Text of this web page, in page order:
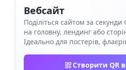
Вебсайт
Поділіться сайтом за
на головну, лендинг або
Ідеально для постерів,
Створити QR